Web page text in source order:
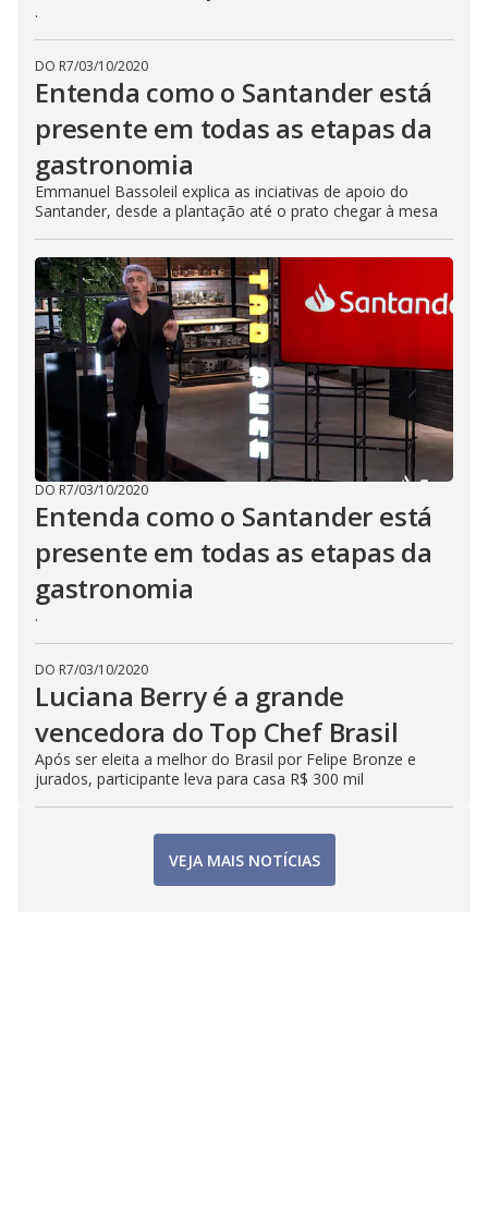
.
DO R7/03/10/2020
Entenda como o Santander está
presente em todas as etapas da
gastronomia
Emmanuel Bassoleil explica as inciativas de apoio do
Santander, desde a plantação até o prato chegar à mesa
DO R7/03/10/2020
Entenda como o Santander está
presente em todas as etapas da
gastronomia
.
DO R7/03/10/2020
Luciana Berry é a grande
vencedora do Top Chef Brasil
Após ser eleita a melhor do Brasil por Felipe Bronze e
jurados, participante leva para casa R$ 300 mil
VEJA MAIS NOTÍCIAS